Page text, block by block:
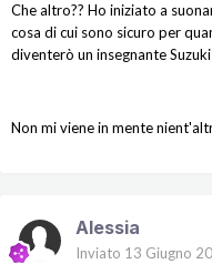
Che altro?? Ho iniziato a
cosa di cui sono sicuro per
diventerò un insegnante
Non mi viene in mente
Alessia
Inviato 13 Giugno